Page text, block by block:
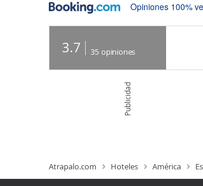
Opiniones 100%
3.7 35 opiniones
Publicidad
Atrapalo.com Hoteles América